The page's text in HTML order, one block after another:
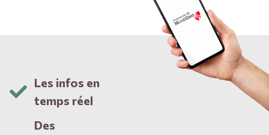
Les infos en
temps réel
Des